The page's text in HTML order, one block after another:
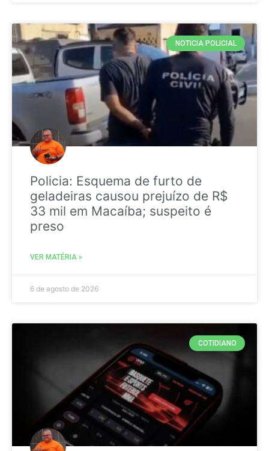
NOTICIA POLICIAL
Policia: Esquema de furto de
geladeiras causou prejuízo de R$
33 mil em Macaíba; suspeito é
preso
VER MATÉRIA »
6 de agosto de 2026
COTIDIANO